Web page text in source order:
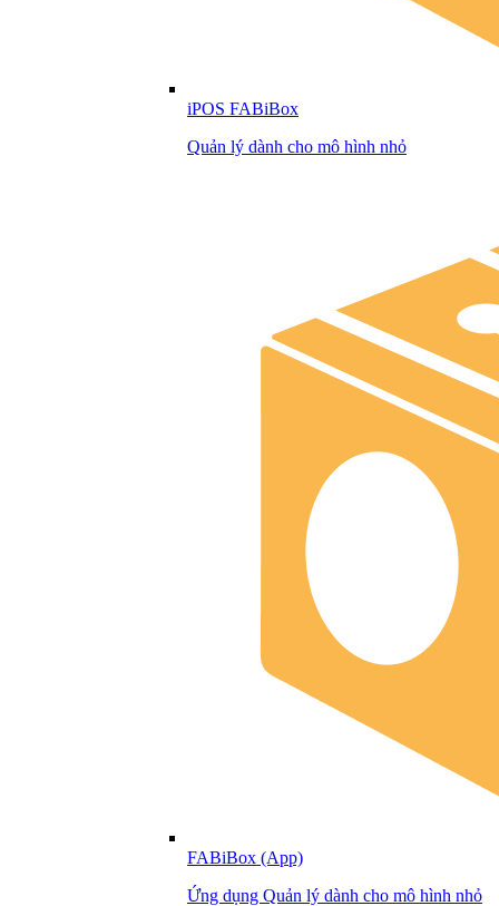
iPOS FABiBox
Quản lý dành cho mô hình nhỏ
FABiBox (App)
Ứng dụng Quản lý dành cho mô hình nhỏ